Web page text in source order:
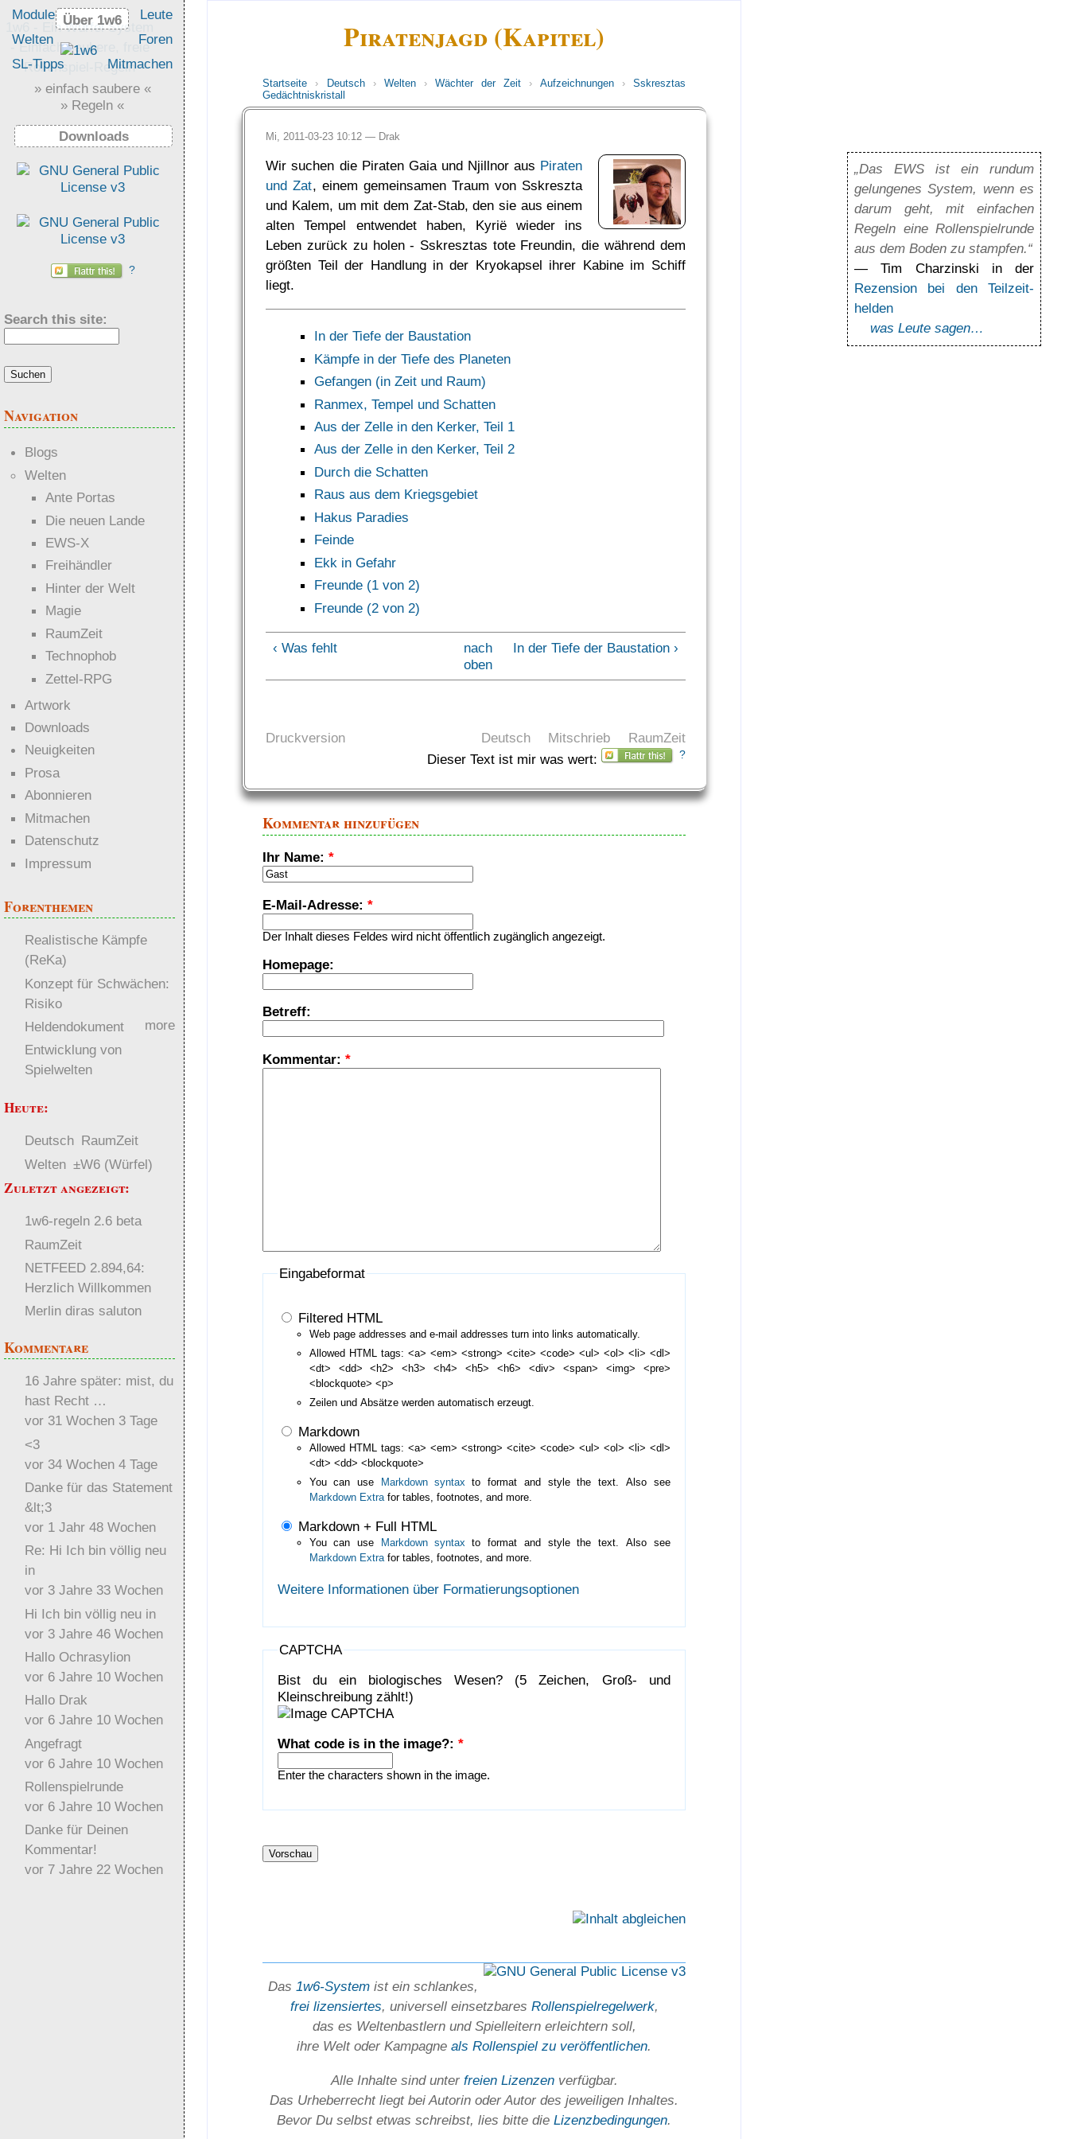
1w6 - Ein Würfel System
- Einfach saubere, freie
Rollenspiel-Regeln
Piratenjagd (Kapitel)
Startseite › Deutsch› Welten›Wächter der Zeit › Aufzeichnungen› Sskresztas
Gedächtniskristall
Mi, 2011-03-23 10:12 — Drak
Wir suchen die Piraten Gaia und Njillnor aus Piraten
und Zat, einem gemeinsamen Traum von Sskreszta
und Kalem, um mit dem Zat-Stab, den sie aus einem
alten Tempel entwendet haben, Kyrië wieder ins
Leben zurück zu holen - Sskresztas tote Freundin, die während dem
größten Teil der Handlung in der Kryokapsel ihrer Kabine im Schiff
liegt.
In der Tiefe der Baustation
Kämpfe in der Tiefe des Planeten
Gefangen (in Zeit und Raum)
Ranmex, Tempel und Schatten
Aus der Zelle in den Kerker, Teil 1
Aus der Zelle in den Kerker, Teil 2
Durch die Schatten
Raus aus dem Kriegsgebiet
Hakus Paradies
Feinde
Ekk in Gefahr
Freunde (1 von 2)
Freunde (2 von 2)
‹ Was fehlt
nach
oben
In der Tiefe der Baustation ›
Deutsch Mitschrieb RaumZeit
Druckversion
Dieser Text ist mir was wert:
?
Kommentar hinzufügen
Ihr Name:*
E-Mail-Adresse:*
Der Inhalt dieses Feldes wird nicht öffentlich zugänglich angezeigt.
Homepage:
Betreff:
Kommentar:*
Eingabeformat
Filtered HTML
Web page addresses and e-mail addresses turn into links automatically.
Allowed HTML tags: <a> <em> <strong> <cite> <code> <ul> <ol> <li> <dl>
<dt> <dd> <h2> <h3> <h4> <h5> <h6> <div> <span> <img> <pre>
<blockquote> <p>
Zeilen und Absätze werden automatisch erzeugt.
Markdown
Allowed HTML tags: <a> <em> <strong> <cite> <code> <ul> <ol> <li> <dl>
<dt> <dd> <blockquote>
You can use
Markdown syntax to format and style the text. Also see
Markdown Extrafor tables, footnotes, and more.
Markdown + Full HTML
You can use Markdown syntax to format and style the text. Also see
Markdown Extrafor tables, footnotes, and more.
Weitere Informationen über Formatierungsoptionen
CAPTCHA
Bist du ein biologisches Wesen? (5 Zeichen, Groß- und
Kleinschreibung zählt!)
What code is in the image?: *
Enter the characters shown in the image.
Das 1w6-System ist ein schlankes,
frei lizensiertes, universell einsetz­bares Rollen­spielregel­werk,
das es Welten­bastlern und Spiel­leitern erleichtern soll,
ihre Welt oder Kam­pagne als Rollenspiel zu ver­öffent­lichen.
Alle Inhalte sind unter freien Lizenzenverfügbar.
Das Urheber­recht liegt bei Autorin oder Autor des jeweiligen In­haltes.
Bevor Du selbst etwas schreibst, lies bitte die Lizenz­bedingungen.
Über 1w6
Module
Leute
Welten
Foren
SL-Tipps
Mitmachen
» einfach saubere «
» Regeln «
Über 1w6
Downloads
?
Search this site:
Navigation
Blogs
Welten
Ante Portas
Die neuen Lande
EWS-X
Freihändler
Hinter der Welt
Magie
RaumZeit
Technophob
Zettel-RPG
Artwork
Downloads
Neuigkeiten
Prosa
Abonnieren
Mitmachen
Datenschutz
Impressum
Forenthemen
Realistische Kämpfe
(ReKa)
Konzept für Schwächen:
Risiko
Heldendokument
Entwicklung von
Spielwelten
more
Heute:
Deutsch RaumZeit
Welten ±W6 (Würfel)
Zuletzt angezeigt:
1w6-regeln 2.6 beta
RaumZeit
NETFEED 2.894,64:
Herzlich Willkommen
Merlin diras saluton
Kommentare
16 Jahre später: mist, du
hast Recht …
vor 31 Wochen 3 Tage
<3
vor 34 Wochen 4 Tage
Danke für das Statement
&lt;3
vor 1 Jahr 48 Wochen
Re: Hi Ich bin völlig neu
in
vor 3 Jahre 33 Wochen
Hi Ich bin völlig neu in
vor 3 Jahre 46 Wochen
Hallo Ochrasylion
vor 6 Jahre 10 Wochen
Hallo Drak
vor 6 Jahre 10 Wochen
Angefragt
vor 6 Jahre 10 Wochen
Rollenspielrunde
vor 6 Jahre 10 Wochen
Danke für Deinen
Kommentar!
vor 7 Jahre 22 Wochen
„Das EWS ist ein rundum
gelun­ge­nes Sys­tem, wenn es
darum geht, mit ein­fa­chen
Regeln eine Rol­len­spiel­runde
aus dem Boden zu stamp­fen.“
— Tim Charzinski in der
Rezension bei den Teil­zeit­
helden
was Leute sagen…